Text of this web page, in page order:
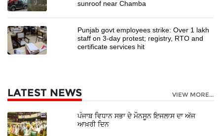
sunroof near Chamba
Punjab govt employees strike: Over 1 lakh
staff on 3-day protest; registry, RTO and
certificate services hit
LATEST NEWS VIEW MORE...
ਪੰਜਾਬ ਵਿਧਾਨ ਸਭਾ ਦੇ ਮੌਨਸੂਨ ਇਜਲਾਸ ਦਾ ਅੱਜ
ਆਖ਼ਰੀ ਦਿਨ